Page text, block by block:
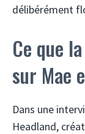
délibérément
Ce que
sur Mae
Dans une
Headland,